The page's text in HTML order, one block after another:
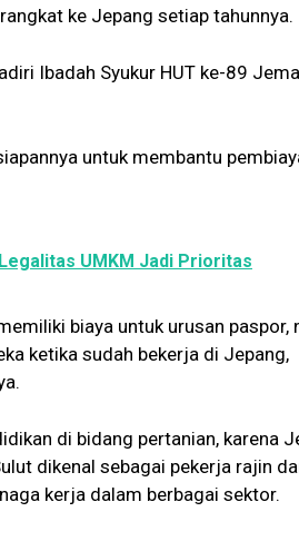
ke Jepang setiap tahunnya.
Ibadah Syukur HUT ke-89
untuk membantu
UMKM Jadi Prioritas
biaya untuk urusan paspor,
ketika sudah bekerja di Jepang,
di bidang pertanian, karena
dikenal sebagai pekerja rajin
kerja dalam berbagai sektor.